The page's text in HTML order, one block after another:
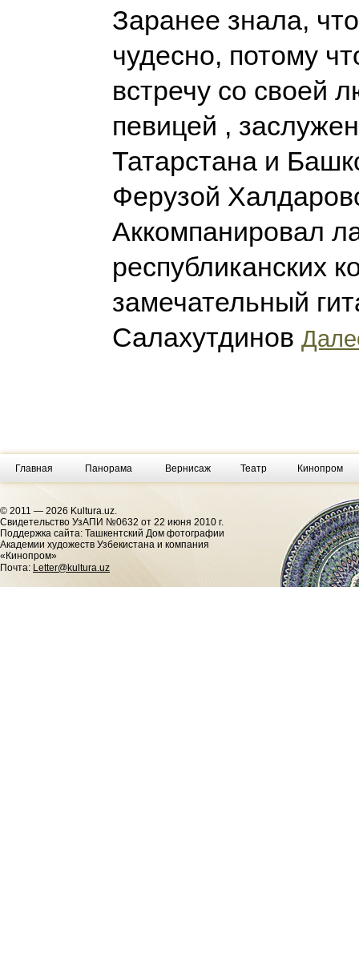
Заранее знала,
чудесно, потому
встречу со своей
певицей ,
Татарстана и
Ферузой
Аккомпанировал
республиканских
замечательный
Салахутдинов
Главная Панорама Вернисаж Театр Кинопром
© 2011 — 2026 Kultura.uz.
Cвидетельство УзАПИ №0632 от 22 июня 2010 г.
Поддержка сайта: Ташкентский Дом фотографии
Академии художеств Узбекистана и компания
«Кинопром»
Почта: Letter@kultura.uz